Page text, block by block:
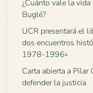
¿Cuánto vale la
Buglé?
UCR presentará el
dos encuentros
1978-1996»
Carta abierta a Pilar
defender la justicia